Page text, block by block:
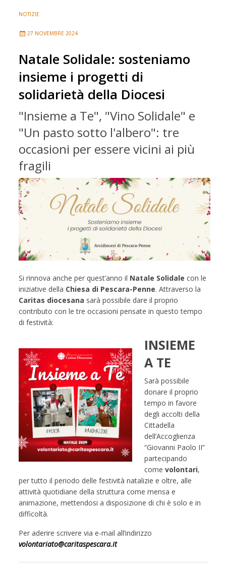
NOTIZIE
27 NOVEMBRE 2024
Natale Solidale: sosteniamo
insieme i progetti di
solidarietà della Diocesi
"Insieme a Te", "Vino Solidale" e
"Un pasto sotto l'albero": tre
occasioni per essere vicini ai più
fragili
Si rinnova anche per quest’anno il Natale Solidale con le
iniziative della Chiesa di Pescara-Penne. Attraverso la
Caritas diocesana sarà possibile dare il proprio
contributo con le tre occasioni pensate in questo tempo
di festività:
INSIEME
A TE
Sarà possibile
donare il proprio
tempo in favore
degli accolti della
Cittadella
dell’Accoglienza
“Giovanni Paolo II”
partecipando
comevolontari,
per tutto il periodo delle festività natalizie e oltre, alle
attività quotidiane della struttura come mensa e
animazione, mettendosi a disposizione di chi è solo e in
difficoltà.
Per aderire scrivere via e-mail all’indirizzo
volontariato@caritaspescara.it